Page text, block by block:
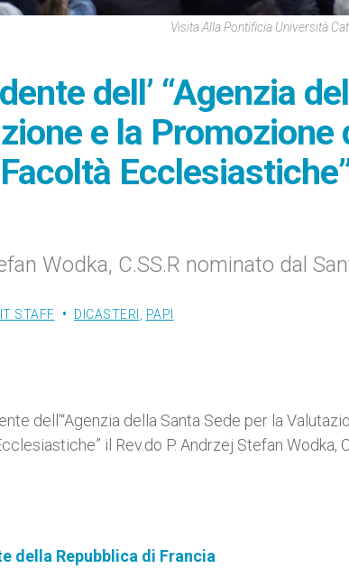
Visita Alla Pontificia Università
dell’ “Agenzia
e la Promozione
Wodka, C.SS.R nominato dal
STAFF DICASTERI PAPI
dell’“Agenzia della Santa Sede per la
il Rev.do P. Andrzej Stefan Wodka,
della Repubblica di Francia